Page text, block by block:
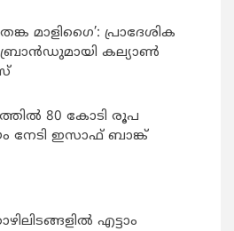
മാളിഗൈ’: പ്രാദേശിക
കല്യാണ്‍
80 കോടി രൂപ
നേടി ഇസാഫ് ബാങ്ക്
എട്ടാം